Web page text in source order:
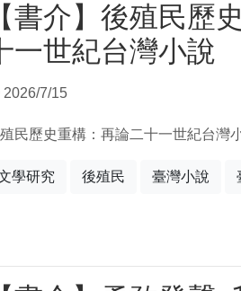
【書介】後殖民歷
一世紀台灣小說
2026/7/15
民歷史重構：再論二十一世紀台灣
學研究 後殖民 臺灣小說